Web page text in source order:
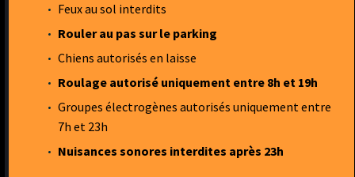
Feux au sol interdits
Rouler au pas sur le parking
Chiens autorisés en laisse
Roulage autorisé uniquement entre 8h et 19h
Groupes électrogènes autorisés uniquement entre
7h et 23h
Nuisances sonores interdites après 23h